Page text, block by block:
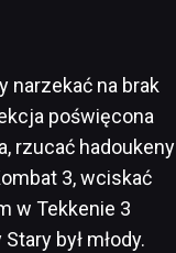
narzekać na brak
poświęcona
rzucać hadoukeny
3, wciskać
w Tekkenie 3
był młody.